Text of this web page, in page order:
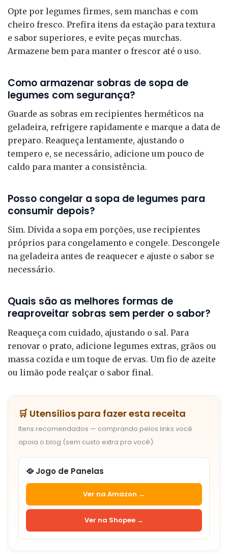
Opte por legumes firmes, sem manchas e com
cheiro fresco. Prefira itens da estação para textura
e sabor superiores, e evite peças murchas.
Armazene bem para manter o frescor até o uso.
Como armazenar sobras de sopa de
legumes com segurança?
Guarde as sobras em recipientes herméticos na
geladeira, refrigere rapidamente e marque a data de
preparo. Reaqueça lentamente, ajustando o
tempero e, se necessário, adicione um pouco de
caldo para manter a consistência.
Posso congelar a sopa de legumes para
consumir depois?
Sim. Divida a sopa em porções, use recipientes
próprios para congelamento e congele. Descongele
na geladeira antes de reaquecer e ajuste o sabor se
necessário.
Quais são as melhores formas de
reaproveitar sobras sem perder o sabor?
Reaqueça com cuidado, ajustando o sal. Para
renovar o prato, adicione legumes extras, grãos ou
massa cozida e um toque de ervas. Um fio de azeite
ou limão pode realçar o sabor final.
🛒 Utensílios para fazer esta receita
Itens recomendados — comprando pelos links você
apoia o blog (sem custo extra pra você).
🥘 Jogo de Panelas
Ver na Amazon →
Ver na Shopee →